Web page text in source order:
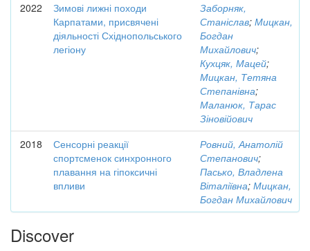
2022
Зимові лижні походи
Карпатами, присвячені
діяльності Східнопольського
легіону
Заборняк,
Станіслав; Мицкан,
Богдан
Михайлович;
Кухцяк, Мацей;
Мицкан, Тетяна
Степанівна;
Маланюк, Тарас
Зіновійович
2018
Сенсорні реакції
спортсменок синхронного
плавання на гіпоксичні
впливи
Ровний, Анатолій
Степанович;
Пасько, Владлена
Віталіївна; Мицкан,
Богдан Михайлович
Discover